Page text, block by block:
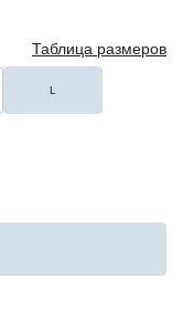
Таблица размеров
L